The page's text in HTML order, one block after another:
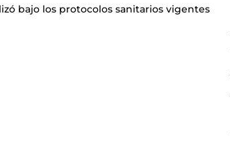
bajo los protocolos sanitarios vigentes